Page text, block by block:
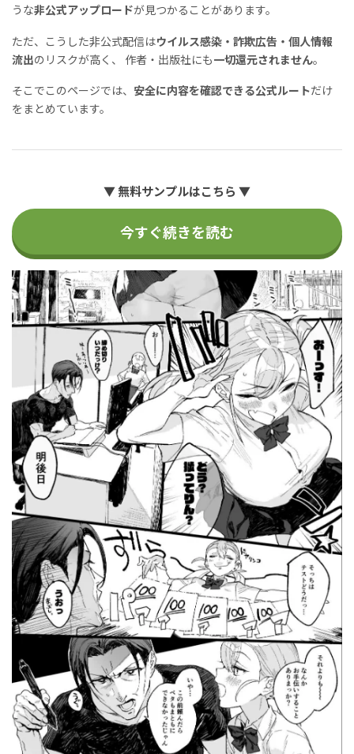
うな非公式アップロードが見つかることがあります。
ただ、こうした非公式配信はウイルス感染・詐欺広告・個人情報
流出のリスクが高く、 作者・出版社にも一切還元されません。
そこでこのページでは、 安全に内容を確認できる公式ルートだけ
をまとめています。
▼ 無料サンプルはこちら ▼
今すぐ続きを読む